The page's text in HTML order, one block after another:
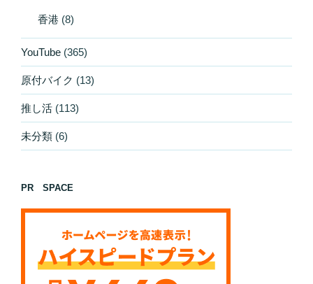
香港 (8)
YouTube (365)
原付バイク (13)
推し活 (113)
未分類 (6)
PR SPACE